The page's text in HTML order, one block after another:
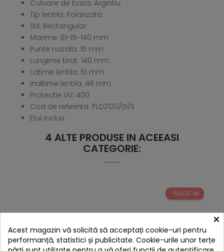
Culoare de baza: Argintiu
Tip lentila: Polarizata
Stil: Rectangular
Marime: 61-15-140 mm
Punte nazala: 15 mm
Lungime brat: 140 mm
Latime lentila: 61 mm
Inaltime lentila: 46 mm
Protectie UV: 400
Cod de referinta: PLD2120/G/S
Etui inclus
4 ALTE PRODUSE IN ACEEASI
CATEGORIE:
-50,00 lei
×
Acest magazin vă solicită să acceptați cookie-uri pentru
performanță, statistici și publicitate. Cookie-urile unor terțe